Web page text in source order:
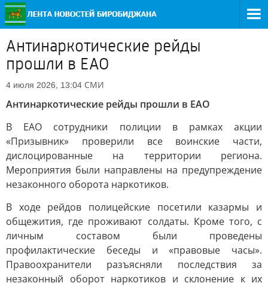
Антинаркотические рейды
прошли в ЕАО
4 июля 2026, 13:04 СМИ
Антинаркотические рейды прошли в ЕАО
В ЕАО сотрудники полиции в рамках акции
«Призывник» проверили все воинские части,
дислоцированные на территории региона.
Мероприятия были направлены на предупреждение
незаконного оборота наркотиков.
В ходе рейдов полицейские посетили казармы и
общежития, где проживают солдаты. Кроме того, с
личным составом были проведены
профилактические беседы и «правовые часы».
Правоохранители разъясняли последствия за
незаконный оборот наркотиков и склонение к их